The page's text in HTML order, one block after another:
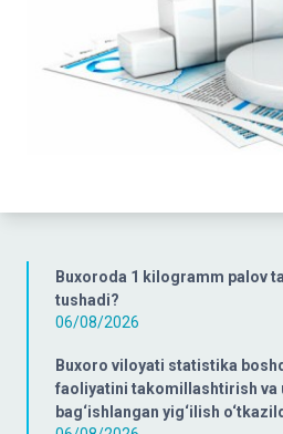
Buxoroda 1 kilogramm palov
tushadi?
06/08/2026
Buxoro viloyati statistika
faoliyatini takomillashtirish va
bag‘ishlangan yig‘ilish